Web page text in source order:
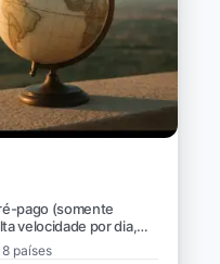
pago (somente
velocidade por dia,
~384 Kbit/s*
países